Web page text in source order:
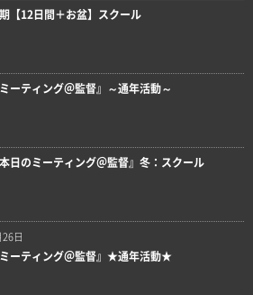
【12日間＋お盆】スクール
ミーティング＠監督』～通年活動～
日のミーティング＠監督』冬：スクール
日
ミーティング＠監督』★通年活動★